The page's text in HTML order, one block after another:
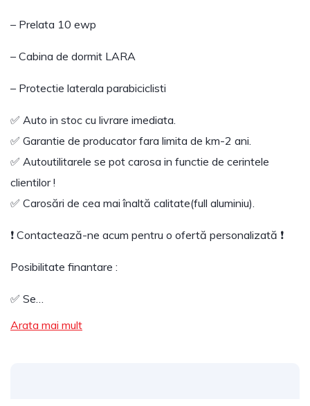
– Prelata 10 ewp
– Cabina de dormit LARA
– Protectie laterala parabiciclisti
✅ Auto in stoc cu livrare imediata.
✅ Garantie de producator fara limita de km-2 ani.
✅ Autoutilitarele se pot carosa in functie de cerintele
clientilor !
✅ Carosări de cea mai înaltă calitate(full aluminiu).
❗ Contactează-ne acum pentru o ofertă personalizată ❗
Posibilitate finantare :
✅ Se…
Arata mai mult